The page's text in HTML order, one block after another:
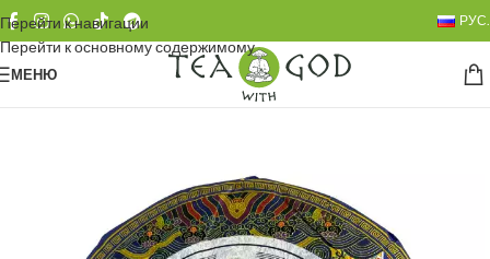
Перейти к навигации
Перейти к основному содержимому
РУС.
МЕНЮ